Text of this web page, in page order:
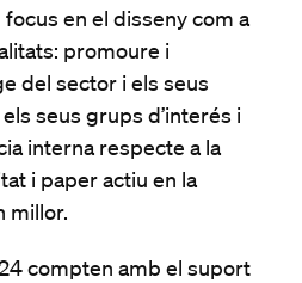
focus en el disseny com a
promoure i
del sector i els seus
seus grups d’interés i
interna respecte a la
i paper actiu en la
millor.
compten amb el suport